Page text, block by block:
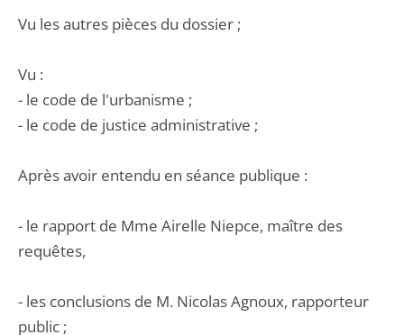
Vu les autres pièces du dossier ;
Vu :
- le code de l'urbanisme ;
- le code de justice administrative ;
Après avoir entendu en séance publique :
- le rapport de Mme Airelle Niepce, maître des
requêtes,
- les conclusions de M. Nicolas Agnoux, rapporteur
public ;